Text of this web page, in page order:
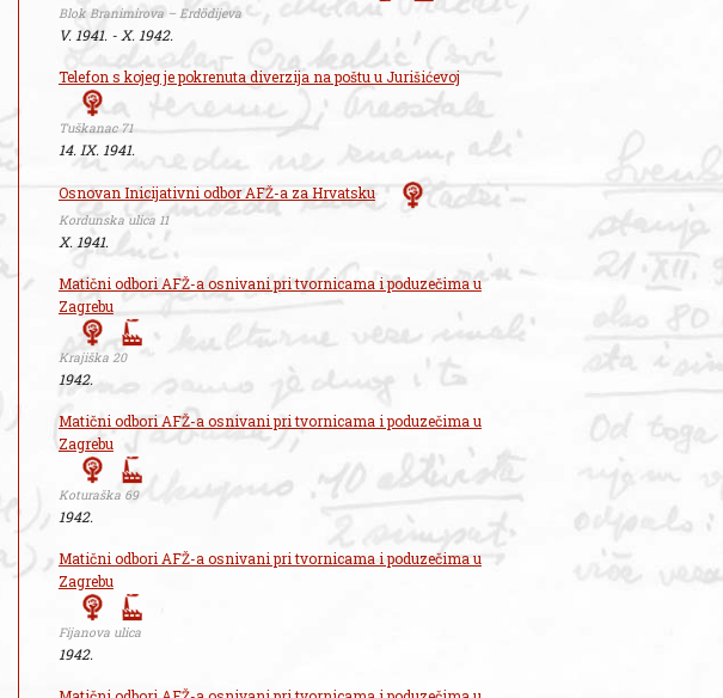
Blok Branimirova – Erdödijeva
V. 1941. - X. 1942.
Telefon s kojeg je pokrenuta diverzija na poštu u Jurišićevoj
Tuškanac 71
14. IX. 1941.
Osnovan Inicijativni odbor AFŽ-a za Hrvatsku
Kordunska ulica 11
X. 1941.
Matični odbori AFŽ-a osnivani pri tvornicama i poduzečima u
Zagrebu
Krajiška 20
1942.
Matični odbori AFŽ-a osnivani pri tvornicama i poduzečima u
Zagrebu
Koturaška 69
1942.
Matični odbori AFŽ-a osnivani pri tvornicama i poduzečima u
Zagrebu
Fijanova ulica
1942.